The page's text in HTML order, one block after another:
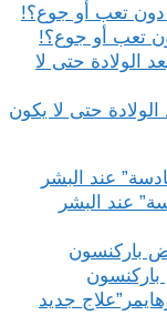
حتى لا يكون
عند البشر
باركنسون
علاج جديد